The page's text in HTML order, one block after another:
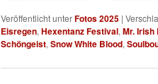
Veröffentlicht unterFotos 2025 |
Eisregen, Hexentanz Festival, Mr.
Schöngeist, Snow White Blood,